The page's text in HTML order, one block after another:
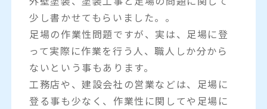
少し書かせてもらいました。。
足場の作業性問題ですが、実は、足場に登
って実際に作業を行う人、職人しか分から
ないという事もあります。
工務店や、建設会社の営業などは、足場に
登る事も少なく、作業性に関してや足場に